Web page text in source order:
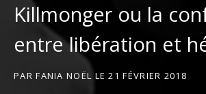
Killmonger ou la
entre libération et
PARFANIA NOËL LE 21 FÉVRIER 2018